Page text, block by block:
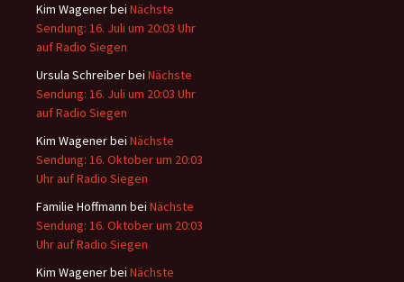
Kim Wagenerbei Nächste
Sendung: 16. Juli um 20:03 Uhr
auf Radio Siegen
Ursula Schreiberbei Nächste
Sendung: 16. Juli um 20:03 Uhr
auf Radio Siegen
Kim Wagenerbei Nächste
Sendung: 16. Oktober um 20:03
Uhr auf Radio Siegen
Familie Hoffmann bei Nächste
Sendung: 16. Oktober um 20:03
Uhr auf Radio Siegen
Kim Wagenerbei Nächste